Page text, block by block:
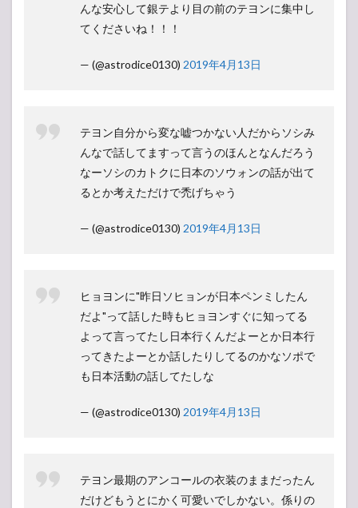
んな安心して銀テより目の前のテヨンに集中し
てくださいね！！！
— (@astrodice0130) 2019年4月13日
テヨン自分から変な嘘つかない人だからソシみ
んなで話してますって言うのほんとなんだろう
なーソシのカトクに日本のソウォンの話が出て
るとか考えただけで禿げちゃう
— (@astrodice0130) 2019年4月13日
ヒョヨンに"昨日ソヒョンが日本ペンミしたん
だよ"って話した時もヒョヨンすぐに知ってる
よって言ってたし日本行くんだよーとか日本行
ってきたよーとか話したりしてるのかなソポで
も日本活動の話してたしな
— (@astrodice0130) 2019年4月13日
テヨン最期のアンコールの衣装のままだったん
だけどもうとにかく可愛いでしかない。係りの